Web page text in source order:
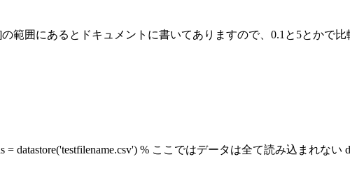
範囲にあるとドキュメントに書いてありますので、0.1と5とかで
datastore('testfilename.csv') % ここではデータは全て読み込まれない